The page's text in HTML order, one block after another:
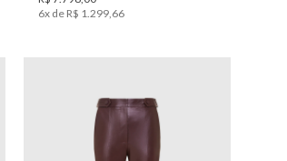
6x de R$ 1.299,66